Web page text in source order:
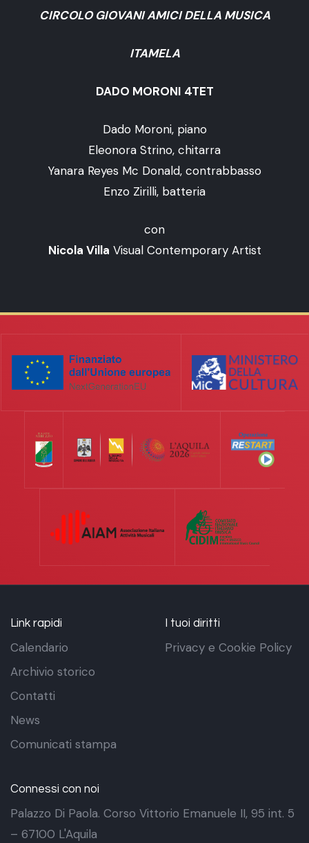
CIRCOLO GIOVANI AMICI DELLA MUSICA
ITAMELA
DADO MORONI 4TET
Dado Moroni, piano
Eleonora Strino, chitarra
Yanara Reyes Mc Donald, contrabbasso
Enzo Zirilli, batteria
con
Nicola Villa Visual Contemporary Artist
Link rapidi
Calendario
Archivio storico
Contatti
News
Comunicati stampa
I tuoi diritti
Privacy e Cookie Policy
Connessi con noi
Palazzo Di Paola. Corso Vittorio Emanuele II, 95 int. 5
– 67100 L'Aquila